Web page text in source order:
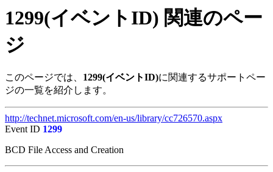
1299(イベントID) 関連のペー
ジ
このページでは、 1299(イベントID)に関連するサポートペー
ジの一覧を紹介します。
http://technet.microsoft.com/en-us/library/cc726570.aspx
Event ID 1299
BCD File Access and Creation